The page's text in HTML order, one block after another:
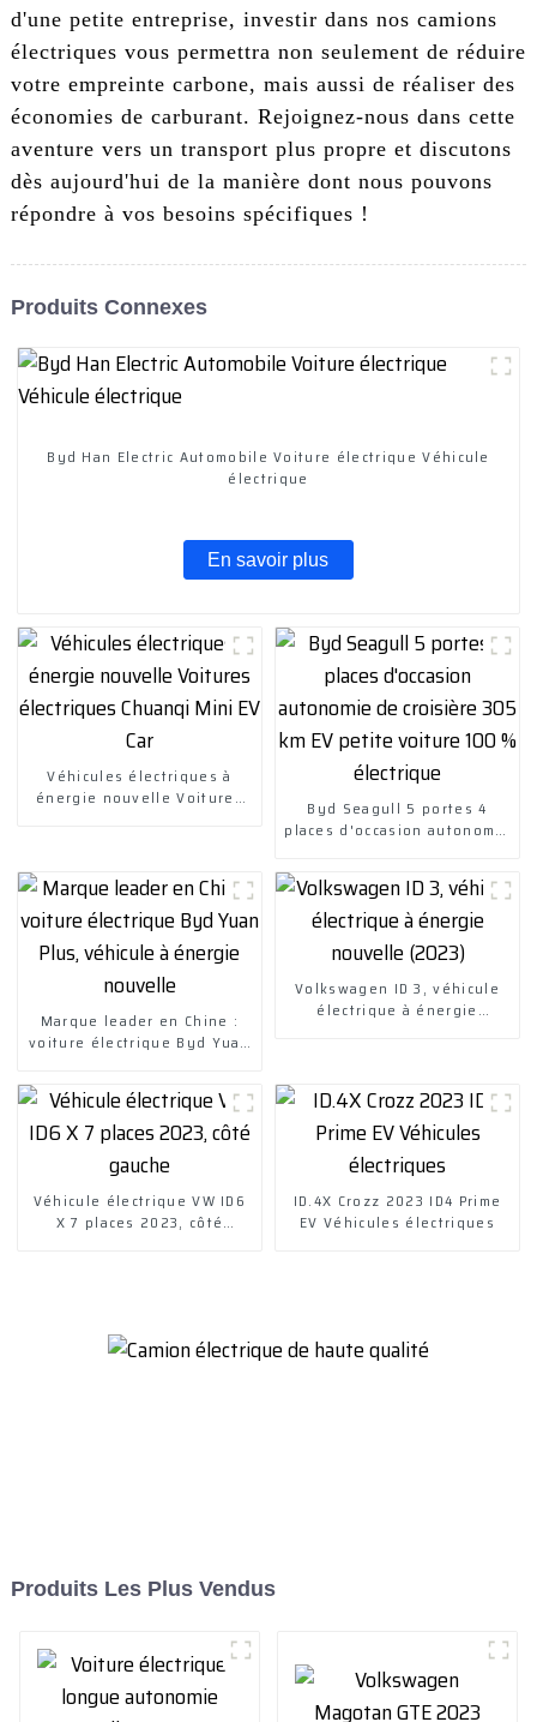
d'une petite entreprise, investir dans nos camions
électriques vous permettra non seulement de réduire
votre empreinte carbone, mais aussi de réaliser des
économies de carburant. Rejoignez-nous dans cette
aventure vers un transport plus propre et discutons
dès aujourd'hui de la manière dont nous pouvons
répondre à vos besoins spécifiques !
Produits Connexes
Byd Han Electric Automobile Voiture électrique Véhicule
électrique
En savoir plus
Véhicules électriques à
énergie nouvelle Voitures
Byd Seagull 5 portes 4
places d'occasion autonomie
électrique
Marque leader en Chine :
voiture électrique Byd Yuan
Volkswagen ID 3, véhicule
électrique à énergie
Véhicule électrique VW ID6
X 7 places 2023, côté
ID.4X Crozz 2023 ID4 Prime
EV Véhicules électriques
Produits Les Plus Vendus